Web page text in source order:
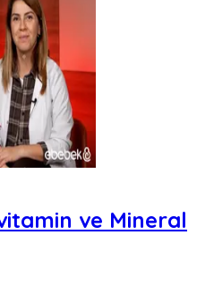
ve Mineral